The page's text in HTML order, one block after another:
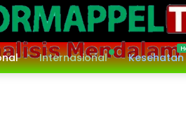
Internasional Kesehatan